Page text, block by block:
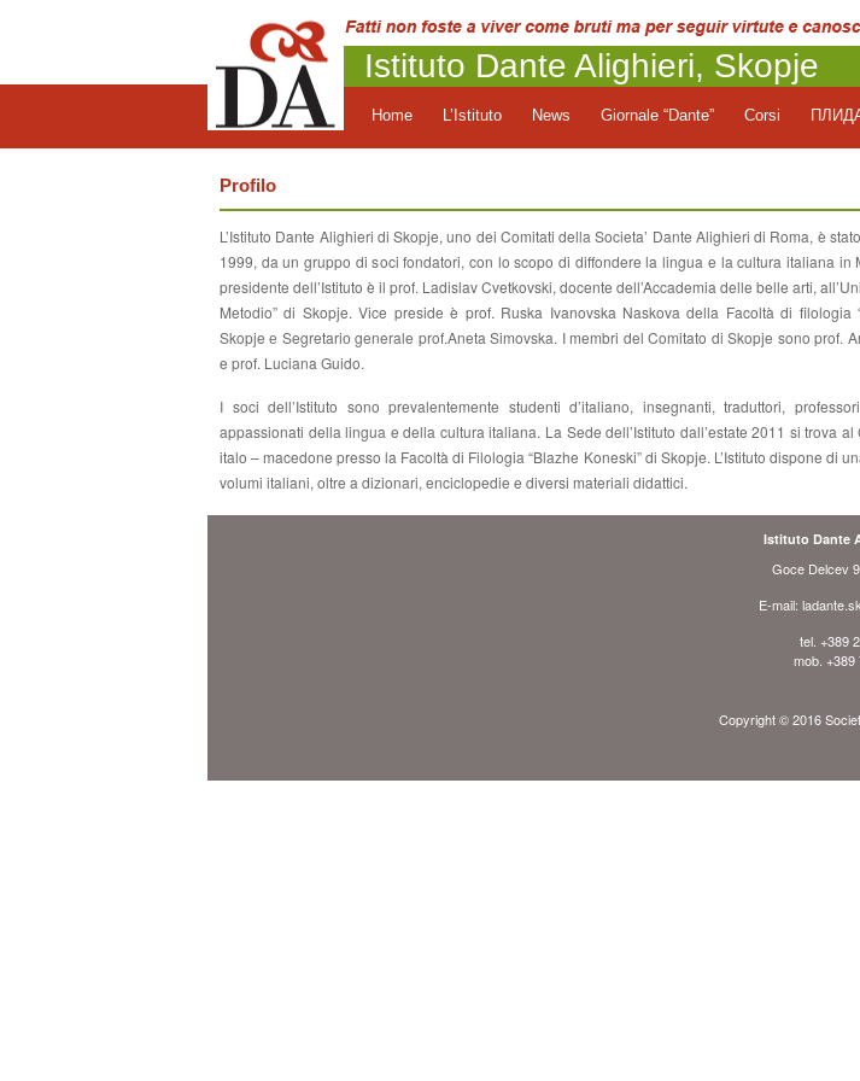
Istituto Dante Alighieri, Skopje
Home L’Istituto News Giornale “Dante” Corsi
Profilo
L’Istituto Dante Alighieri di Skopje, uno dei Comitati della Societa’ Dante Alighieri di Roma, è
1999, da un gruppo di soci fondatori, con lo scopo di diffondere la lingua e la cultura italiana in
presidente dell’Istituto è il prof. Ladislav Cvetkovski, docente dell’Accademia delle belle arti,
Metodio” di Skopje. Vice preside è prof. Ruska Ivanovska Naskova della Facoltà di filologia
Skopje е Segretariо generale prof.Aneta Simovska. I membri del Comitato di Skopje sono prof.
e prof. Luciana Guido.
I soci dell’Istituto sono prevalentemente studenti d’italiano, insegnanti, traduttori,
appassionati della lingua e della cultura italiana. La Sede dell’Istituto dall’estate 2011 si trova
italo – macedone presso la Facoltà di Filologia “Blazhe Koneski” di Skopje. L’Istituto dispone di
volumi italiani, oltre a dizionari, enciclopedie e diversi materiali didattici.
Istituto Dante
Goce Delcev
E-mail:
tel. +389
mob. +389
Copyright © 2016